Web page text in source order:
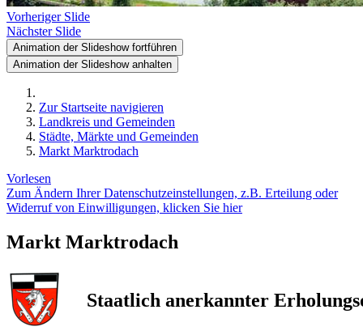
Vorheriger Slide
Nächster Slide
Animation der Slideshow fortführen
Animation der Slideshow anhalten
Zur Startseite navigieren
Landkreis und Gemeinden
Städte, Märkte und Gemeinden
Markt Marktrodach
Vorlesen
Zum Ändern Ihrer Datenschutzeinstellungen, z.B. Erteilung oder
Widerruf von Einwilligungen, klicken Sie hier
Markt Marktrodach
Staatlich anerkannter